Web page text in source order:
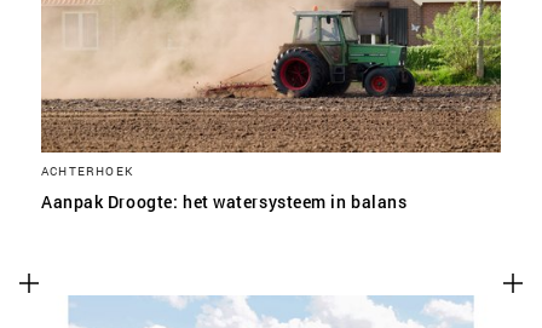
ACHTERHOEK
Aanpak Droogte: het watersysteem in balans